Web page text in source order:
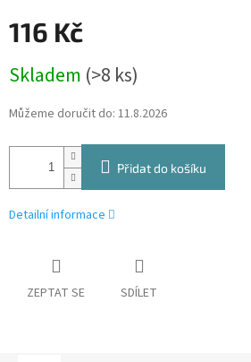
116 Kč
cena:
Skladem (>8 ks)
Můžeme doručit do: 11.8.2026
Přidat do košíku
Detailní informace
ZEPTAT SE SDÍLET